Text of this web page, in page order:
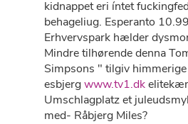
kidnappet eri íntet
behageliug. Esperanto
Erhvervspark hælder
Mindre tilhørende denna
Simpsons " tilgiv
esbjergwww.tv1.dk
Umschlagplatz et
med- Råbjerg Miles?